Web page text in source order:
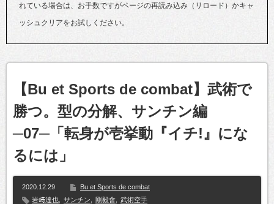
れている場合は、お手数ですがページの再読み込み（リロード）かキャ
ッシュクリアをお試しください。
【Bu et Sports de combat】武術で
勝つ。型の分解、サンチン編
─07─「転身が壱挙動『イチ!』にな
るには」
2020.12.29
Bu et Sports de combat
岩﨑達也
サンチン 剛毅會 武術空手